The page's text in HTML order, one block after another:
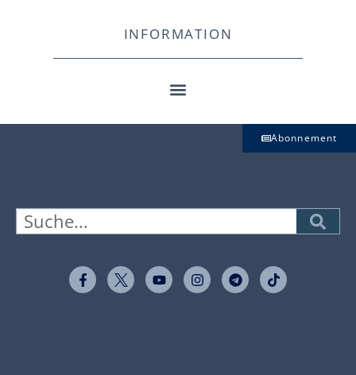
INFORMATION
Abonnement